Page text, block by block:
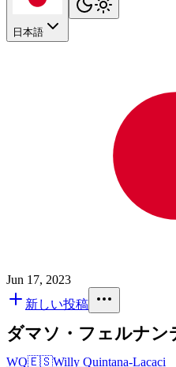
日本語
Jun 17, 2023
新しい投稿
ダマソ・フェルナ
WQ🇪🇸Willy Quintana-Lacaci